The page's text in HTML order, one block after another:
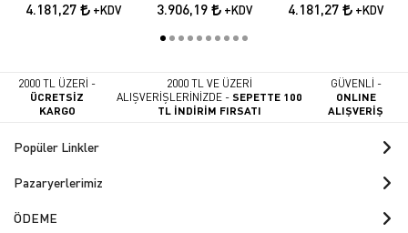
4.181,27 +KDV 3.906,19 +KDV 4.181,27 +KDV
2000 TL ÜZERİ -
ÜCRETSİZ
KARGO
2000 TL VE ÜZERİ
ALIŞVERİŞLERİNİZDE -SEPETTE 100
TL İNDİRİM FIRSATI
GÜVENLİ -
ONLINE
ALIŞVERİŞ
Popüler Linkler
Pazaryerlerimiz
ÖDEME